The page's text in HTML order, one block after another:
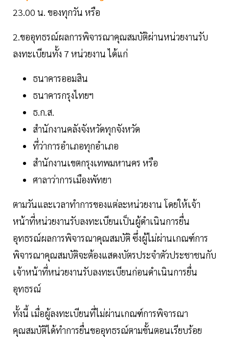
23.00 น. ของทุกวัน หรือ
2.ขออุทธรณ์ผลการพิจารณาคุณสมบัติผ่านหน่วยงานรับ
ลงทะเบียนทั้ง 7 หน่วยงาน ได้แก่
ธนาคารออมสิน
ธนาคารกรุงไทยฯ
ธ.ก.ส.
สำนักงานคลังจังหวัดทุกจังหวัด
ที่ว่าการอำเภอทุกอำเภอ
สำนักงานเขตกรุงเทพมหานคร หรือ
ศาลาว่าการเมืองพัทยา
ตามวันและเวลาทำการของแต่ละหน่วยงาน โดยให้เจ้า
หน้าที่หน่วยงานรับลงทะเบียนเป็นผู้ดำเนินการยื่น
อุทธรณ์ผลการพิจารณาคุณสมบัติ ซึ่งผู้ไม่ผ่านเกณฑ์การ
พิจารณาคุณสมบัติจะต้องแสดงบัตรประจำตัวประชาชนกับ
เจ้าหน้าที่หน่วยงานรับลงทะเบียนก่อนดำเนินการยื่น
อุทธรณ์
ทั้งนี้ เมื่อผู้ลงทะเบียนที่ไม่ผ่านเกณฑ์การพิจารณา
คุณสมบัติได้ทำการยื่นขออุทธรณ์ตามขั้นตอนเรียบร้อย